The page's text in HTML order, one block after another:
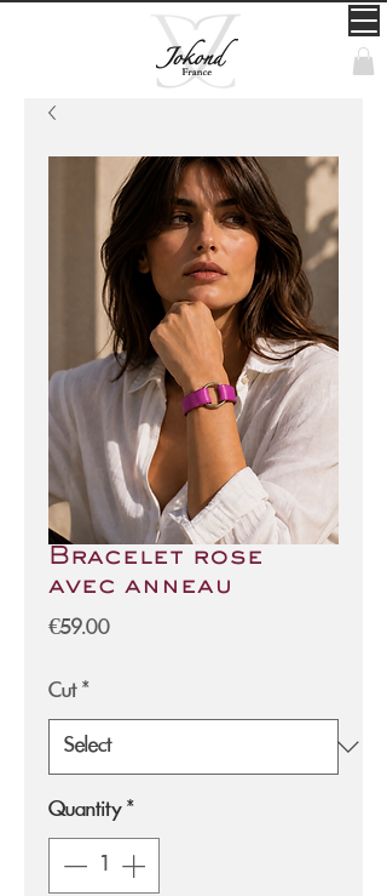
Bracelet rose
avec anneau
€59.00Price
Cut *
Quantity *